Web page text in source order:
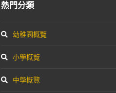
熱門分類
幼稚園概覽
小學概覽
中學概覽